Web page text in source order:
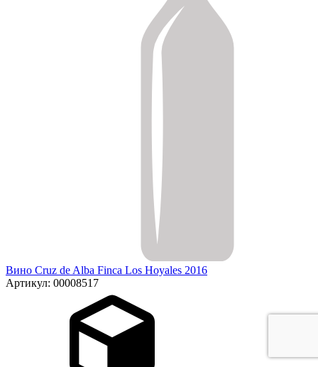
Вино Cruz de Alba Finca Los Hoyales 2016
Артикул: 00008517